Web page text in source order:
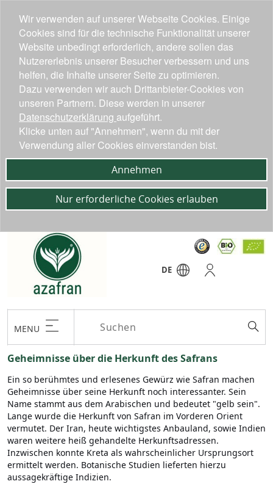
DE
MENU
Geheimnisse über die Herkunft des Safrans
Ein so berühmtes und erlesenes Gewürz wie Safran machen
Geheimnisse über seine Herkunft noch interessanter. Sein
Name stammt aus dem Arabischen und bedeutet "gelb sein".
Lange wurde die Herkunft von Safran im Vorderen Orient
vermutet. Der Iran, heute wichtigstes Anbauland, sowie Indien
waren weitere heiß gehandelte Herkunftsadressen.
Inzwischen konnte Kreta als wahrscheinlicher Ursprungsort
ermittelt werden. Botanische Studien lieferten hierzu
aussagekräftige Indizien.
Wir verwenden auf unserer Webseite Cookies. Einige
Cookies sind für die technische Funktionalität unserer
Website unbedingt erforderlich, andere sollen das
Nutzererlebnis unserer Besucher verbessern und uns
helfen, die Inhalte unserer Seite zu optimieren.
Dazu verwenden wir auch Drittanbieter-Cookies von
unseren Partnern. Diese werden in unserer
Datenschutzerklärung aufgeführt.
Klicke unten auf "Annehmen", wenn du mit der
Verwendung aller Cookies einverstanden bist.
Annehmen
Nur erforderliche Cookies erlauben